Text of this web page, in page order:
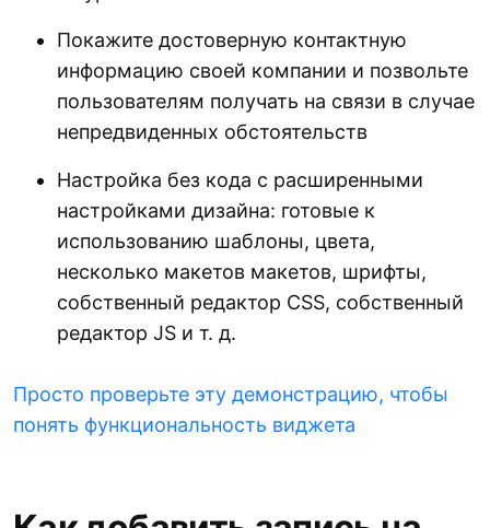
Покажите достоверную контактную
информацию своей компании и позвольте
пользователям получать на связи в случае
непредвиденных обстоятельств
Настройка без кода с расширенными
настройками дизайна: готовые к
использованию шаблоны, цвета,
несколько макетов макетов, шрифты,
собственный редактор CSS, собственный
редактор JS и т. д.
Просто проверьте эту демонстрацию, чтобы
понять функциональность виджета